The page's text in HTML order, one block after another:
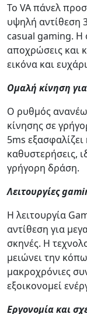
Το VA πάνελ
υψηλή αντίθεση
casual gaming. Η
αποχρώσεις και
εικόνα και
Ομαλή κίνηση
Ο ρυθμός
κίνησης σε
5ms
καθυστερήσεις,
γρήγορη δράση.
Λειτουργίες
Η λειτουργία
αντίθεση για
σκηνές. Η
μειώνει την
μακροχρόνιες
εξοικονομεί
Εργονομία και